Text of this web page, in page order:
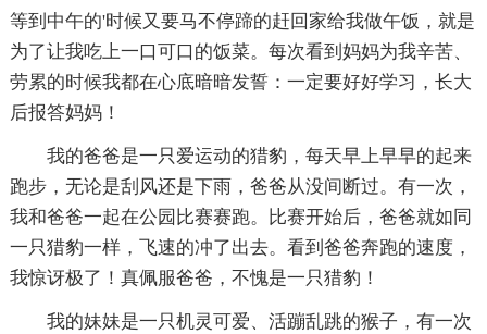
等到中午的'时候又要马不停蹄的赶回家给我做午饭，就是
为了让我吃上一口可口的饭菜。每次看到妈妈为我辛苦、
劳累的时候我都在心底暗暗发誓：一定要好好学习，长大
后报答妈妈！
我的爸爸是一只爱运动的猎豹，每天早上早早的起来
跑步，无论是刮风还是下雨，爸爸从没间断过。有一次，
我和爸爸一起在公园比赛赛跑。比赛开始后，爸爸就如同
一只猎豹一样，飞速的冲了出去。看到爸爸奔跑的速度，
我惊讶极了！真佩服爸爸，不愧是一只猎豹！
我的妹妹是一只机灵可爱、活蹦乱跳的猴子，有一次